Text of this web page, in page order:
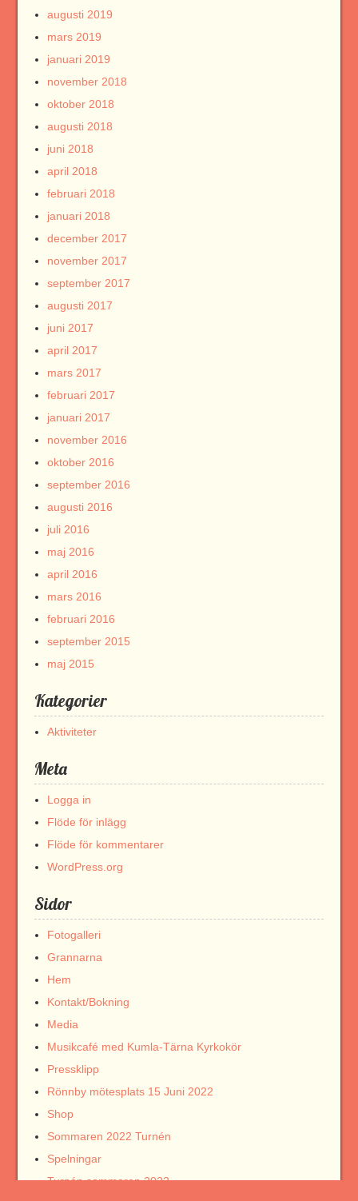
augusti 2019
mars 2019
januari 2019
november 2018
oktober 2018
augusti 2018
juni 2018
april 2018
februari 2018
januari 2018
december 2017
november 2017
september 2017
augusti 2017
juni 2017
april 2017
mars 2017
februari 2017
januari 2017
november 2016
oktober 2016
september 2016
augusti 2016
juli 2016
maj 2016
april 2016
mars 2016
februari 2016
september 2015
maj 2015
Kategorier
Aktiviteter
Meta
Logga in
Flöde för inlägg
Flöde för kommentarer
WordPress.org
Sidor
Fotogalleri
Grannarna
Hem
Kontakt/Bokning
Media
Musikcafé med Kumla-Tärna Kyrkokör
Pressklipp
Rönnby mötesplats 15 Juni 2022
Shop
Sommaren 2022 Turnén
Spelningar
Turnén sommaren 2022